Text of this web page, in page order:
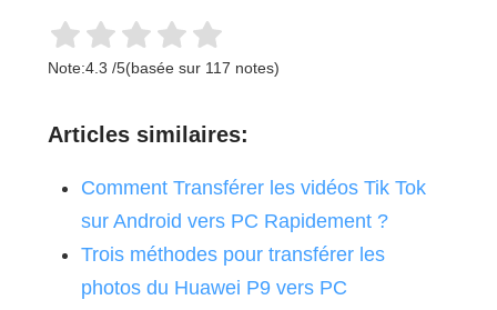
Note:4.3 /5(basée sur 117 notes)
Articles similaires:
Comment Transférer les vidéos Tik Tok
sur Android vers PC Rapidement ?
Trois méthodes pour transférer les
photos du Huawei P9 vers PC